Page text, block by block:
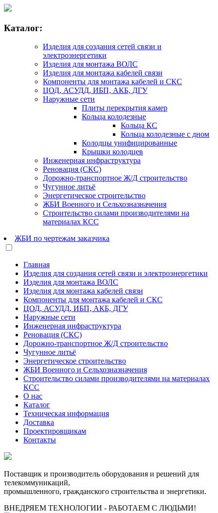
Каталог:
Изделия для создания сетей связи и
электроэнергетики
Изделия для монтажа ВОЛС
Изделия для монтажа кабелей связи
Компоненты для монтажа кабелей и СКС
ЦОД, АСУДД, ИБП, АКБ, ДГУ
Наружные сети
Плиты перекрытия камер
Кольца колодезные
Кольца КС
Кольца колодезные с дном
Колодцы унифицированные
Крышки колодцев
Инженерная инфраструктура
Реновация (СКС)
Дорожно-транспортное Ж/Д строительство
Чугунное литьё
Энергетическое строительство
ЖБИ Военного и Сельхозназначения
Строительство силами производителями на
материалах КСС
ЖБИ по чертежам заказчика
Главная
Изделия для создания сетей связи и электроэнергетики
Изделия для монтажа ВОЛС
Изделия для монтажа кабелей связи
Компоненты для монтажа кабелей и СКС
ЦОД, АСУДД, ИБП, АКБ, ДГУ
Наружные сети
Инженерная инфраструктура
Реновация (СКС)
Дорожно-транспортное Ж/Д строительство
Чугунное литьё
Энергетическое строительство
ЖБИ Военного и Сельхозназначения
Строительство силами производителями на материалах
КСС
О нас
Каталог
Техническая информация
Доставка
Проектировщикам
Контакты
Поставщик и производитель оборудования и решений для
телекоммуникаций,
промышленного, гражданского строительства и энергетики.
ВНЕДРЯЕМ ТЕХНОЛОГИИ - РАБОТАЕМ С ЛЮДЬМИ!